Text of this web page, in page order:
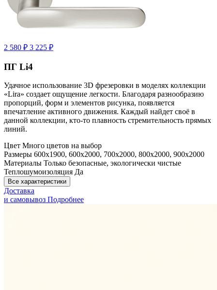
2 580 ₽ 3 225 ₽
ПГ Li4
Удачное использование 3D фрезеровки в моделях коллекции
«Lira» создает ощущение легкости. Благодаря разнообразию
пропорций, форм и элементов рисунка, появляется
впечатление активного движения. Каждый найдет своё в
данной коллекции, кто-то плавность стремительность прямых
линий.
Цвет Много цветов на выбор
Размеры 600x1900, 600x2000, 700x2000, 800x2000, 900x2000
Материалы Только безопасные, экологически чистые
Теплошумоизоляция Да
Все характеристики
Доставка
и самовывоз Подробнее